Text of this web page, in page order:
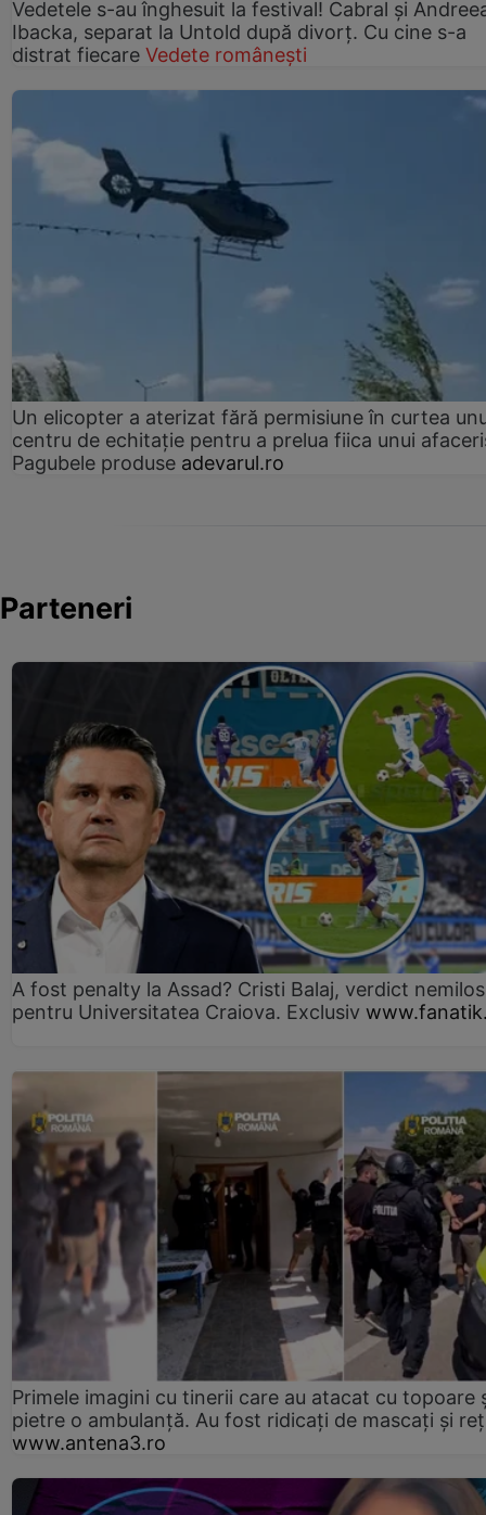
Vedetele s-au înghesuit la festival! Cabral și
Ibacka, separat la Untold după divorț. Cu cine s-a
distrat fiecare Vedete românești
Un elicopter a aterizat fără permisiune în curtea
centru de echitație pentru a prelua fiica unui
Pagubele produse adevarul.ro
Parteneri
A fost penalty la Assad? Cristi Balaj, verdict nemilos
pentru Universitatea Craiova. Exclusiv
Primele imagini cu tinerii care au atacat cu topoare
pietre o ambulanță. Au fost ridicați de mascați și
www.antena3.ro